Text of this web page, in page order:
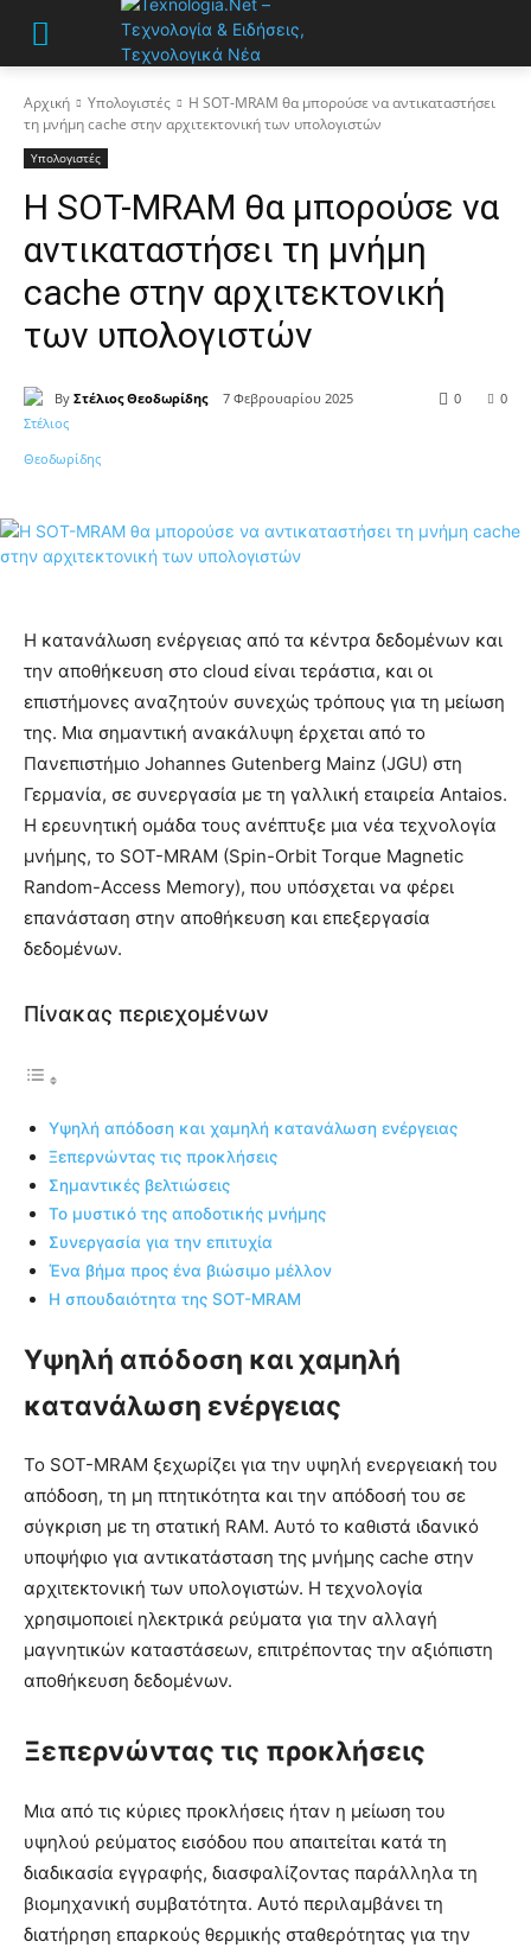
Αρχική Υπολογιστές
H SOT-MRAM θα ​​μπορούσε να αντικαταστήσει
τη μνήμη cache στην αρχιτεκτονική των υπολογιστών
Υπολογιστές
H SOT-MRAM θα ​​μπορούσε να
αντικαταστήσει τη μνήμη
cache στην αρχιτεκτονική
των υπολογιστών
By Στέλιος Θεοδωρίδης 7 Φεβρουαρίου 2025 0
0
Η κατανάλωση ενέργειας από τα κέντρα δεδομένων και
την αποθήκευση στο cloud είναι τεράστια, και οι
επιστήμονες αναζητούν συνεχώς τρόπους για τη μείωση
της. Μια σημαντική ανακάλυψη έρχεται από το
Πανεπιστήμιο Johannes Gutenberg Mainz (JGU) στη
Γερμανία, σε συνεργασία με τη γαλλική εταιρεία Antaios.
Η ερευνητική ομάδα τους ανέπτυξε μια νέα τεχνολογία
μνήμης, το SOT-MRAM (Spin-Orbit Torque Magnetic
Random-Access Memory), που υπόσχεται να φέρει
επανάσταση στην αποθήκευση και επεξεργασία
δεδομένων.
Πίνακας περιεχομένων
Υψηλή απόδοση και χαμηλή κατανάλωση ενέργειας
Ξεπερνώντας τις προκλήσεις
Σημαντικές βελτιώσεις
Το μυστικό της αποδοτικής μνήμης
Συνεργασία για την επιτυχία
Ένα βήμα προς ένα βιώσιμο μέλλον
Η σπουδαιότητα της SOT-MRAM
Υψηλή απόδοση και χαμηλή
κατανάλωση ενέργειας
Το SOT-MRAM ξεχωρίζει για την υψηλή ενεργειακή του
απόδοση, τη μη πτητικότητα και την απόδοσή του σε
σύγκριση με τη στατική RAM. Αυτό το καθιστά ιδανικό
υποψήφιο για αντικατάσταση της μνήμης cache στην
αρχιτεκτονική των υπολογιστών. Η τεχνολογία
χρησιμοποιεί ηλεκτρικά ρεύματα για την αλλαγή
μαγνητικών καταστάσεων, επιτρέποντας την αξιόπιστη
αποθήκευση δεδομένων.
Ξεπερνώντας τις προκλήσεις
Μια από τις κύριες προκλήσεις ήταν η μείωση του
υψηλού ρεύματος εισόδου που απαιτείται κατά τη
διαδικασία εγγραφής, διασφαλίζοντας παράλληλα τη
βιομηχανική συμβατότητα. Αυτό περιλαμβάνει τη
διατήρηση επαρκούς θερμικής σταθερότητας για την